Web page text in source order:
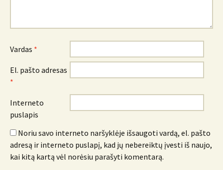
Vardas *
El. pašto adresas
*
Interneto
puslapis
Noriu savo interneto naršyklėje išsaugoti vardą, el. pašto
adresą ir interneto puslapį, kad jų nebereiktų įvesti iš naujo,
kai kitą kartą vėl norėsiu parašyti komentarą.